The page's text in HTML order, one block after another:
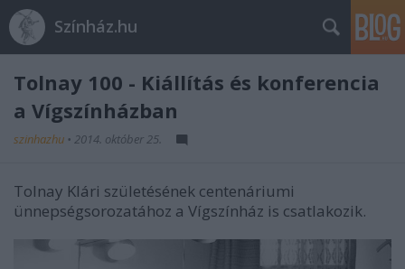
Színház.hu
Tolnay 100 - Kiállítás és konferencia
a Vígszínházban
szinhazhu • 2014. október 25.
Tolnay Klári születésének centenáriumi
ünnepségsorozatához a Vígszínház is csatlakozik.